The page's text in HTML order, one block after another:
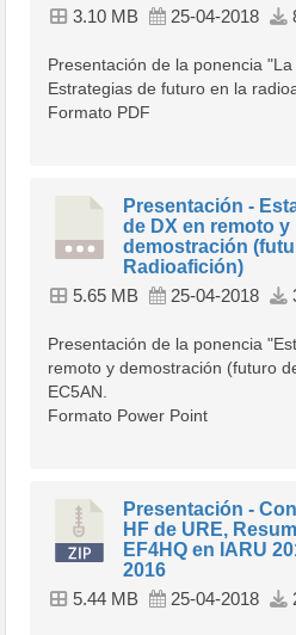
3.10 MB 25-04-2018
Presentación de la ponencia
Estrategias de futuro en la
Formato PDF
Presentación -
de DX en remoto y
demostración
Radioafición)
5.65 MB 25-04-2018
Presentación de la ponencia
remoto y demostración (futuro
EC5AN.
Formato Power Point
Presentación -
HF de URE,
EF4HQ en IARU
2016
5.44 MB 25-04-2018